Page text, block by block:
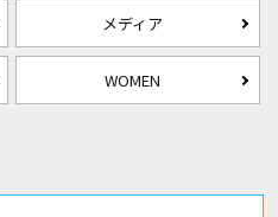
メディア
WOMEN